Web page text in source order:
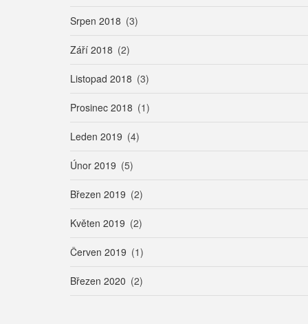
Srpen 2018 (3)
Září 2018 (2)
Listopad 2018 (3)
Prosinec 2018 (1)
Leden 2019 (4)
Únor 2019 (5)
Březen 2019 (2)
Květen 2019 (2)
Červen 2019 (1)
Březen 2020 (2)